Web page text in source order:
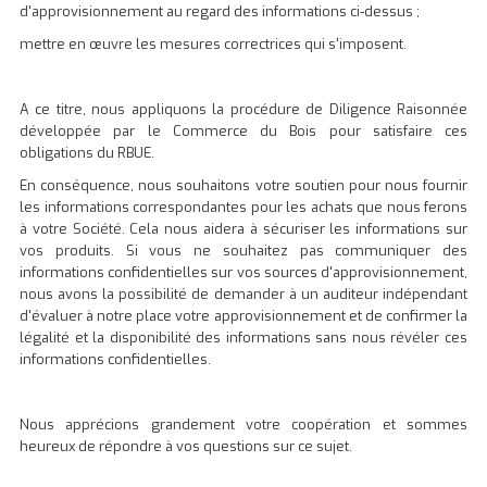
d'approvisionnement au regard des informations ci-dessus ;
mettre en œuvre les mesures correctrices qui s'imposent.
A ce titre, nous appliquons la procédure de Diligence Raisonnée
développée par le Commerce du Bois pour satisfaire ces
obligations du RBUE.
En conséquence, nous souhaitons votre soutien pour nous fournir
les informations correspondantes pour les achats que nous ferons
à votre Société. Cela nous aidera à sécuriser les informations sur
vos produits. Si vous ne souhaitez pas communiquer des
informations confidentielles sur vos sources d'approvisionnement,
nous avons la possibilité de demander à un auditeur indépendant
d'évaluer à notre place votre approvisionnement et de confirmer la
légalité et la disponibilité des informations sans nous révéler ces
informations confidentielles.
Nous apprécions grandement votre coopération et sommes
heureux de répondre à vos questions sur ce sujet.